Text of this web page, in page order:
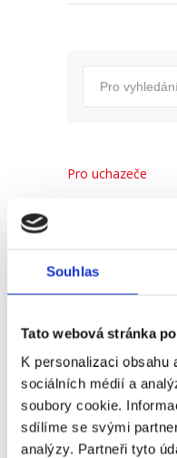
Souhlas
Tato webová stránka
K personalizaci
sociálních médií a
soubory cookie.
sdílíme se svými
analýzy. Partneři tyto
Pro uchazeče
Recent